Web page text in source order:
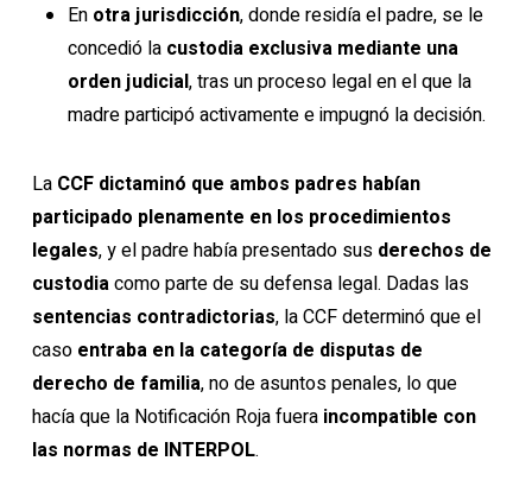
En otra jurisdicción, donde residía el padre, se le
concedió la custodia exclusiva mediante una
orden judicial, tras un proceso legal en el que la
madre participó activamente e impugnó la decisión.
La CCF dictaminó que ambos padres habían
participado plenamente en los procedimientos
legales, y el padre había presentado sus derechos de
custodiacomo parte de su defensa legal. Dadas las
sentencias contradictorias, la CCF determinó que el
caso entraba en la categoría de disputas de
derecho de familia, no de asuntos penales, lo que
hacía que la Notificación Roja fuera incompatible con
las normas de INTERPOL.